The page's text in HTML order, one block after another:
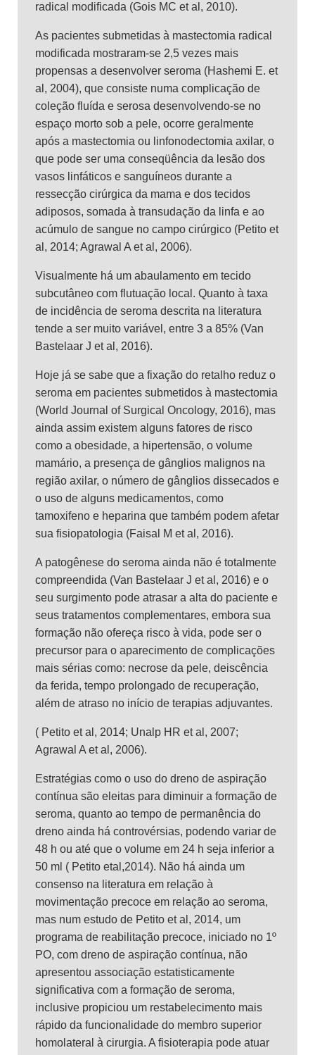
radical modificada (Gois MC et al, 2010).
As pacientes submetidas à mastectomia radical
modificada mostraram-se 2,5 vezes mais
propensas a desenvolver seroma (Hashemi E. et
al, 2004), que consiste numa complicação de
coleção fluída e serosa desenvolvendo-se no
espaço morto sob a pele, ocorre geralmente
após a mastectomia ou linfonodectomia axilar, o
que pode ser uma conseqüência da lesão dos
vasos linfáticos e sanguíneos durante a
ressecção cirúrgica da mama e dos tecidos
adiposos, somada à transudação da linfa e ao
acúmulo de sangue no campo cirúrgico (Petito et
al, 2014; Agrawal A et al, 2006).
Visualmente há um abaulamento em tecido
subcutâneo com flutuação local. Quanto à taxa
de incidência de seroma descrita na literatura
tende a ser muito variável, entre 3 a 85% (Van
Bastelaar J et al, 2016).
Hoje já se sabe que a fixação do retalho reduz o
seroma em pacientes submetidos à mastectomia
(World Journal of Surgical Oncology, 2016), mas
ainda assim existem alguns fatores de risco
como a obesidade, a hipertensão, o volume
mamário, a presença de gânglios malignos na
região axilar, o número de gânglios dissecados e
o uso de alguns medicamentos, como
tamoxifeno e heparina que também podem afetar
sua fisiopatologia (Faisal M et al, 2016).
A patogênese do seroma ainda não é totalmente
compreendida (Van Bastelaar J et al, 2016) e o
seu surgimento pode atrasar a alta do paciente e
seus tratamentos complementares, embora sua
formação não ofereça risco à vida, pode ser o
precursor para o aparecimento de complicações
mais sérias como: necrose da pele, deiscência
da ferida, tempo prolongado de recuperação,
além de atraso no início de terapias adjuvantes.
( Petito et al, 2014; Unalp HR et al, 2007;
Agrawal A et al, 2006).
Estratégias como o uso do dreno de aspiração
contínua são eleitas para diminuir a formação de
seroma, quanto ao tempo de permanência do
dreno ainda há controvérsias, podendo variar de
48 h ou até que o volume em 24 h seja inferior a
50 ml ( Petito etal,2014). Não há ainda um
consenso na literatura em relação à
movimentação precoce em relação ao seroma,
mas num estudo de Petito et al, 2014, um
programa de reabilitação precoce, iniciado no 1º
PO, com dreno de aspiração contínua, não
apresentou associação estatisticamente
significativa com a formação de seroma,
inclusive propiciou um restabelecimento mais
rápido da funcionalidade do membro superior
homolateral à cirurgia. A fisioterapia pode atuar